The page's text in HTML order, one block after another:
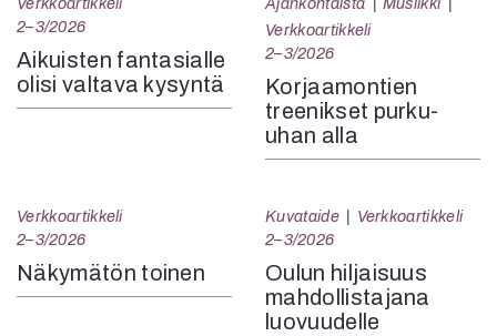
2–3/2026
Aikuisten fantasialle
olisi valtava kysyntä
Verkkoartikkeli
2–3/2026
Korjaamontien
treenikset purku-
uhan alla
Verkkoartikkeli
2–3/2026
Näkymätön toinen
Kuvataide
Verkkoartikkeli
2–3/2026
Oulun hiljaisuus
mahdollistajana
luovuudelle